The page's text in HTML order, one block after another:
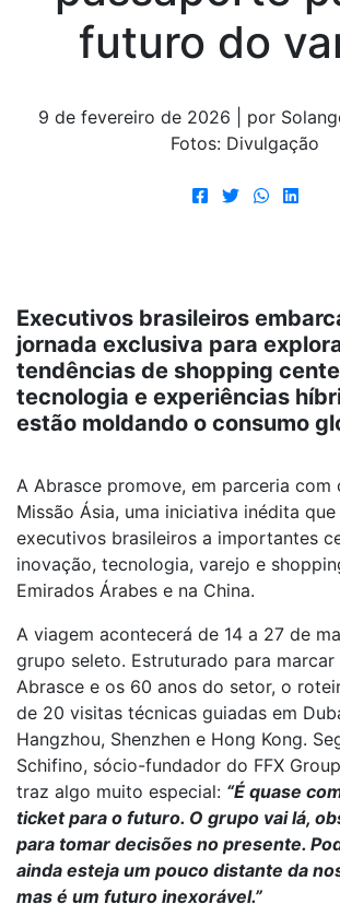
futuro do
9 de fevereiro de 2026 | por
Fotos: Divulgação
Executivos brasileiros
jornada exclusiva para
tendências de shopping
tecnologia e experiências
estão moldando o consumo
A Abrasce promove, em parceria com
Missão Ásia, uma iniciativa inédita que
executivos brasileiros a importantes
inovação, tecnologia, varejo e
Emirados Árabes e na China.
A viagem acontecerá de 14 a 27 de
grupo seleto. Estruturado para
Abrasce e os 60 anos do setor, o
de 20 visitas técnicas guiadas em
Hangzhou, Shenzhen e Hong Kong.
Schifino, sócio-fundador do FFX
traz algo muito especial: “É quase
ticket para o futuro. O grupo vai lá,
para tomar decisões no presente.
ainda esteja um pouco distante da
mas é um futuro inexorável.”